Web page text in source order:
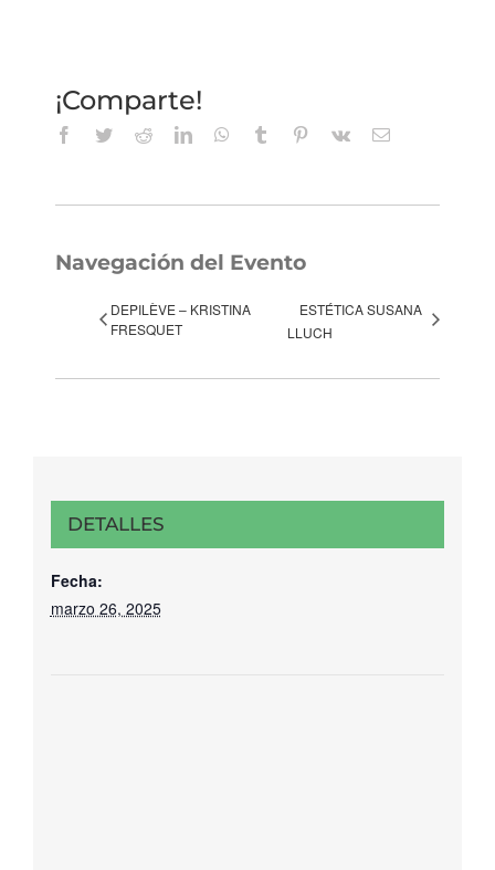
¡Comparte!
Facebook
TwitterRedditLinkedInWhatsApp
Tumblr Pinterest
Vk
Correo
Navegación del Evento
DEPILÈVE – KRISTINA
FRESQUET
ESTÉTICA SUSANA
LLUCH
DETALLES
Fecha:
marzo 26, 2025